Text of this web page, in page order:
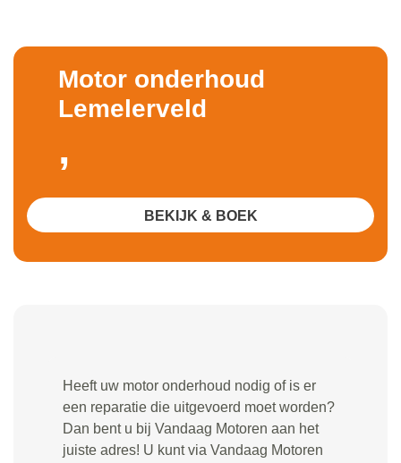
Heeft uw motor onderhoud nodig of is er
een reparatie die uitgevoerd moet worden?
Dan bent u bij Vandaag Motoren aan het
juiste adres! U kunt via Vandaag Motoren
Motor onderhoud
Lemelerveld
,
BEKIJK & BOEK